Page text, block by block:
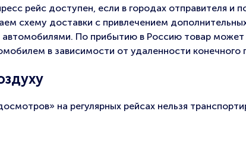
рейс доступен, если в городах отправителя и
схему доставки с привлечением
автомобилями. По прибытию в Россию товар может
в зависимости от удаленности конечного
на регулярных рейсах нельзя